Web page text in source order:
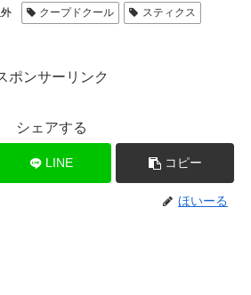
クープドクール
スティクス
ポンサーリンク
シェアする
LINE コピー
ほいーる